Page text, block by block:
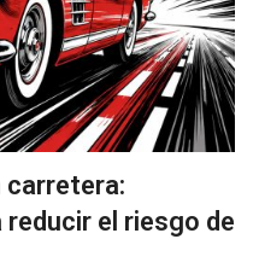
carretera:
el riesgo de